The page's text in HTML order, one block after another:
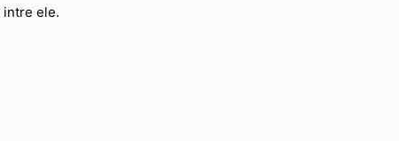
intre ele.